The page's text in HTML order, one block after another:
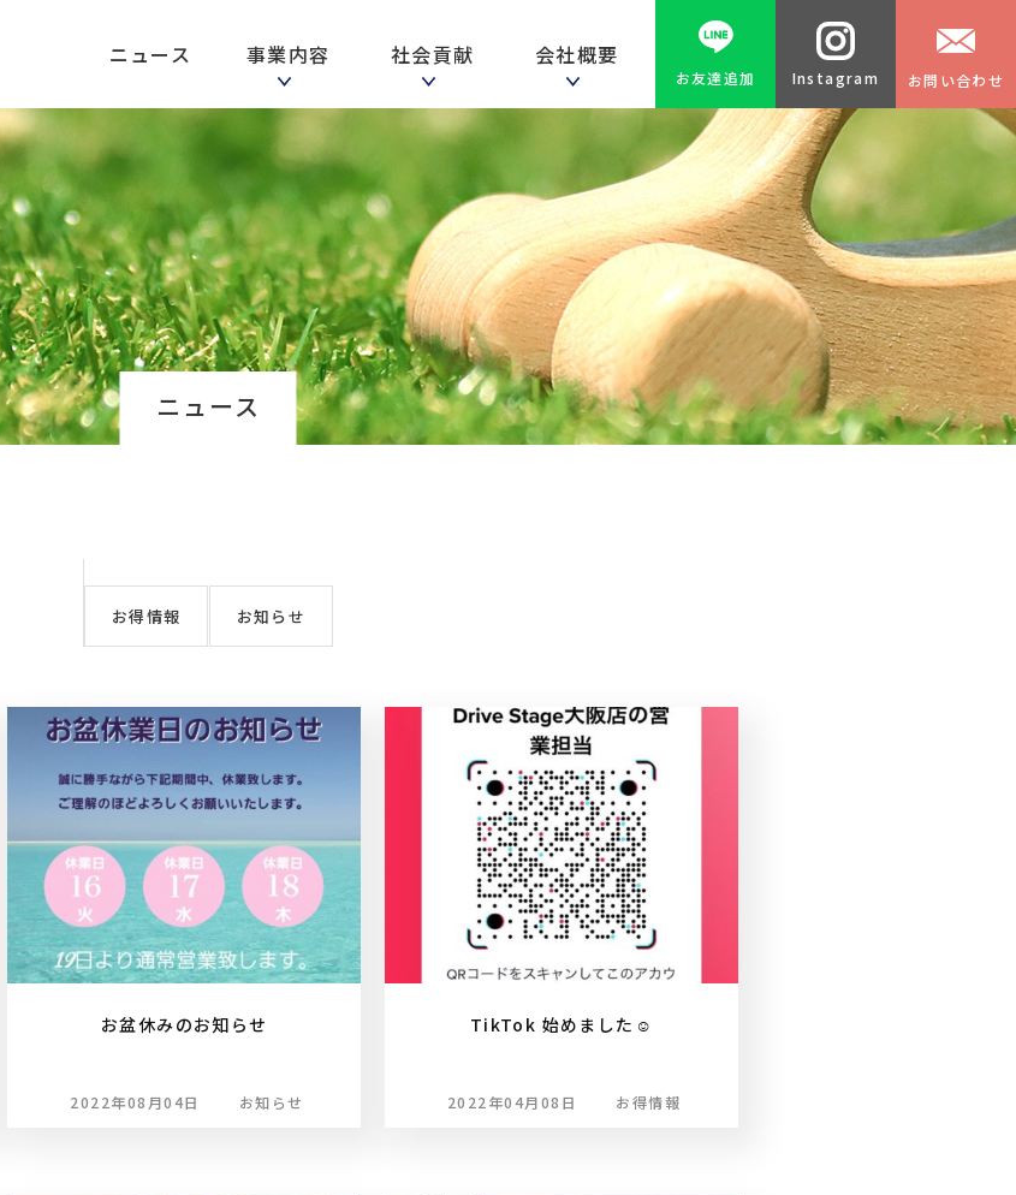
ニュース 事業内容
車買取サービス
社会貢献 会社概要
MAP
お友達追加 Instagram お問い合わせ
ニュース
お得情報 お知らせ
お盆休みのお知らせ
2022年08月04日 お知らせ
TikTok 始めました☺
2022年04月08日 お得情報